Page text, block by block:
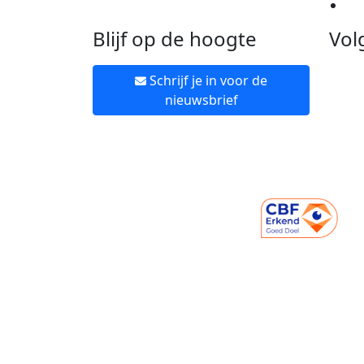
Blijf op de hoogte
Schrijf je in voor de
nieuwsbrief